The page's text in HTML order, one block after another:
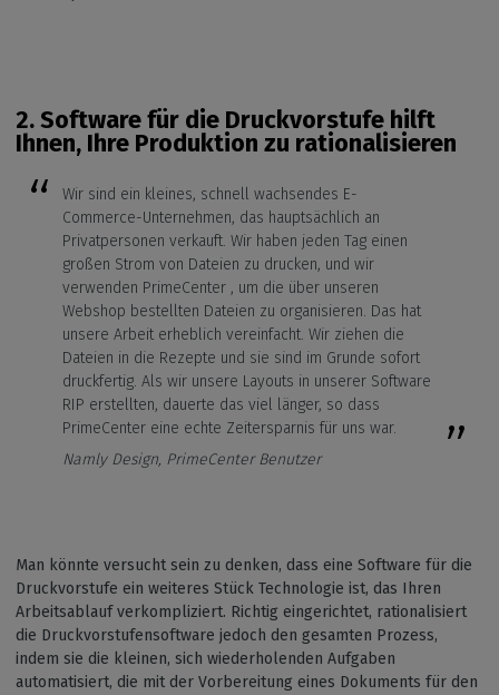
2.Software für die Druckvorstufe hilft
Ihnen, Ihre Produktion zu rationalisieren
Wir sind ein kleines, schnell wachsendes E-
Commerce-Unternehmen, das hauptsächlich an
Privatpersonen verkauft. Wir haben jeden Tag einen
großen Strom von Dateien zu drucken, und wir
verwenden PrimeCenter , um die über unseren
Webshop bestellten Dateien zu organisieren. Das hat
unsere Arbeit erheblich vereinfacht. Wir ziehen die
Dateien in die Rezepte und sie sind im Grunde sofort
druckfertig. Als wir unsere Layouts in unserer Software
RIP erstellten, dauerte das viel länger, so dass
PrimeCenter eine echte Zeitersparnis für uns war.
Namly Design, PrimeCenter Benutzer
Man könnte versucht sein zu denken, dass eine Software für die
Druckvorstufe ein weiteres Stück Technologie ist, das Ihren
Arbeitsablauf verkompliziert. Richtig eingerichtet, rationalisiert
die Druckvorstufensoftware jedoch den gesamten Prozess,
indem sie die kleinen, sich wiederholenden Aufgaben
automatisiert, die mit der Vorbereitung eines Dokuments für den